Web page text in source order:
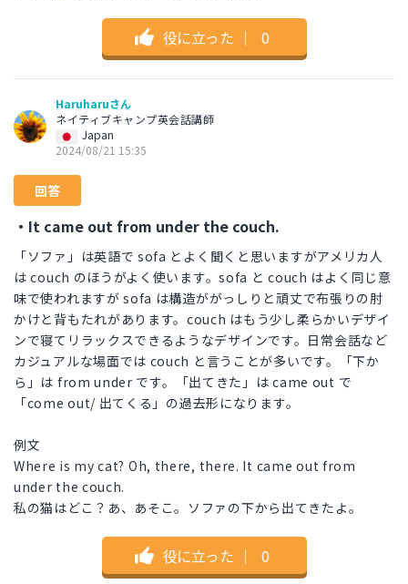
役に立った ｜ 0
Haruharuさん
ネイティブキャンプ英会話講師
Japan
2024/08/21 15:35
回答
・It came out from under the couch.
「ソファ」は英語で sofa とよく聞くと思いますがアメリカ人
は couch のほうがよく使います。sofa と couch はよく同じ意
味で使われますが sofa は構造ががっしりと頑丈で布張りの肘
かけと背もたれがあります。couch はもう少し柔らかいデザイ
ンで寝てリラックスできるようなデザインです。日常会話など
カジュアルな場面では couch と言うことが多いです。「下か
ら」は from under です。「出てきた」は came out で
「come out/ 出てくる」の過去形になります。
例文
Where is my cat? Oh, there, there. It came out from
under the couch.
私の猫はどこ？あ、あそこ。ソファの下から出てきたよ。
役に立った ｜ 0